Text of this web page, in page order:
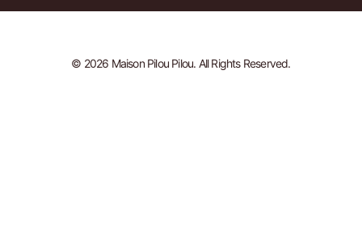
© 2026 Maison Pilou Pilou. All Rights Reserved.